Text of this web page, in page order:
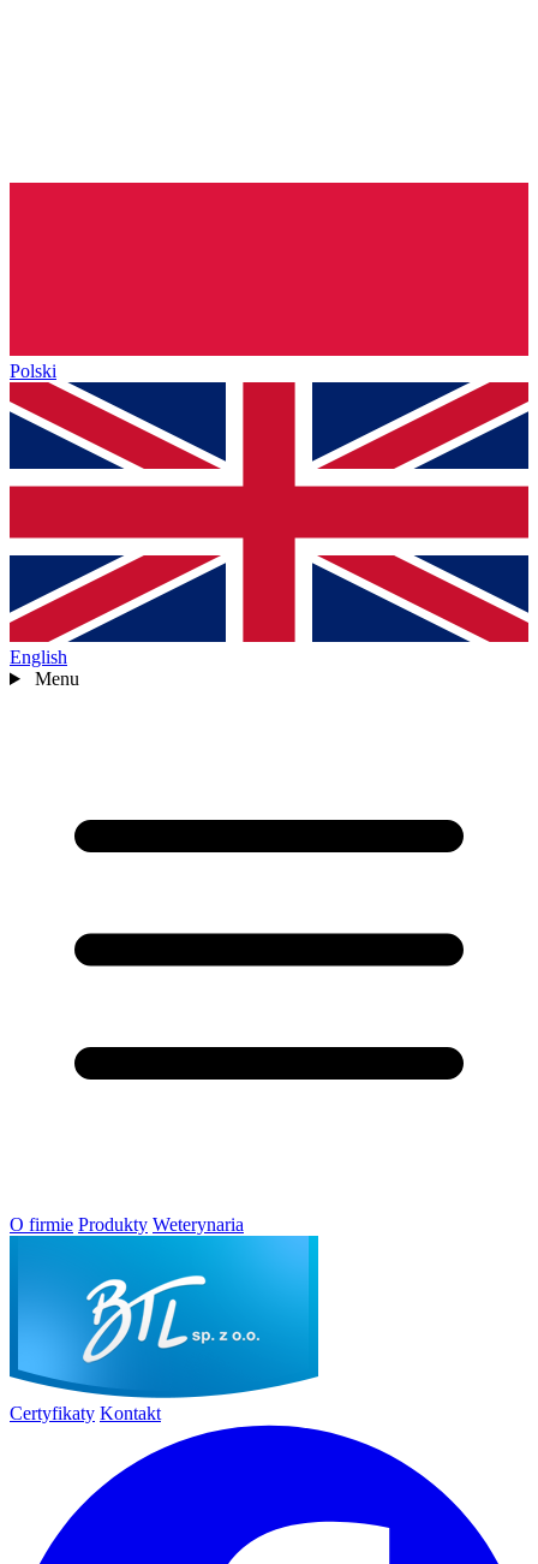
Polski
English
Menu
O firmie Produkty Weterynaria
Certyfikaty Kontakt